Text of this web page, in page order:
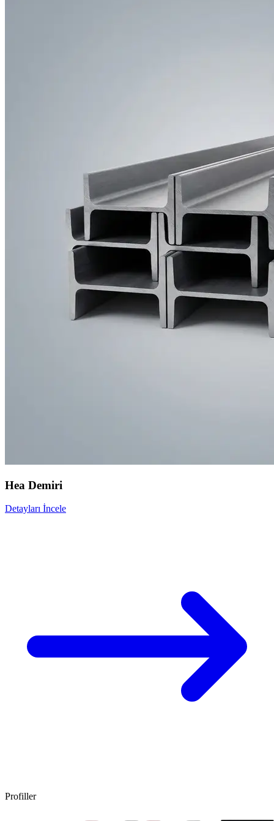
Hea Demiri
Detayları İncele
Profiller